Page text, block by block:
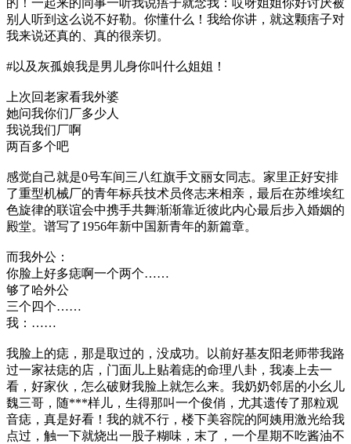
的！一起来的同事一听我说痦子就念我：哎呀姐姐你好讨厌被
别人听到这么说不好勒。你懂什么！我给你讲，就这颗痦子对
我来说还真的、真的很亲切。
#以及灰孤娘我是男儿身你叫什么姐姐！
上次回老家看我外婆
她问我你们厂多少人
我说我们厂啊
两百多个吧
感觉自己就是0号车间三八红旗手文丽女同志。家里正好安排
了重型机械厂的青年标兵技术员佟志来相亲，最后在苏维埃红
色旋律的联谊会中携手共舞渐渐靠近彼此内心最后步入婚姻的
殿堂。谱写了1956年新中国新青年的新篇章。
而我外公：
你脸上好多痣啊一个两个……
够了哈外公
三个四个……
我：……
我脸上的痣，那是取过的，没成功。以前好基友阳老师带我路
过一家祛痣的店，门面儿上贴着痣的命理八卦，我凑上去一
看，好家伙，怎么破财我脸上就怎么来。我奶奶邻居的小幺儿
魏三哥，随***样儿，生得那叫一个俊俏，尤其遗传了那粒观
音痣，真是好看！我的就不行，楼下美容院的阿姨用激光给我
点过，触一下就烧出一股子糊味，末了，一个星期不吃酱油不